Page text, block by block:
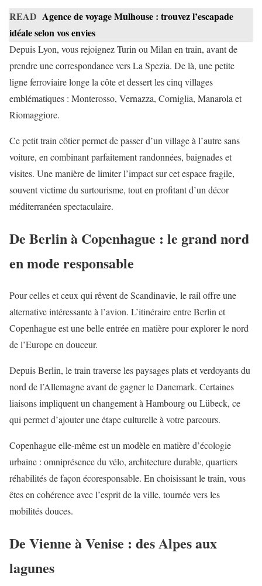
READ Agence de voyage Mulhouse : trouvez l’escapade
idéale selon vos envies
Depuis Lyon, vous rejoignez Turin ou Milan en train, avant de
prendre une correspondance vers La Spezia. De là, une petite
ligne ferroviaire longe la côte et dessert les cinq villages
emblématiques : Monterosso, Vernazza, Corniglia, Manarola et
Riomaggiore.
Ce petit train côtier permet de passer d’un village à l’autre sans
voiture, en combinant parfaitement randonnées, baignades et
visites. Une manière de limiter l’impact sur cet espace fragile,
souvent victime du surtourisme, tout en profitant d’un décor
méditerranéen spectaculaire.
De Berlin à Copenhague : le grand nord
en mode responsable
Pour celles et ceux qui rêvent de Scandinavie, le rail offre une
alternative intéressante à l’avion. L’itinéraire entre Berlin et
Copenhague est une belle entrée en matière pour explorer le nord
de l’Europe en douceur.
Depuis Berlin, le train traverse les paysages plats et verdoyants du
nord de l’Allemagne avant de gagner le Danemark. Certaines
liaisons impliquent un changement à Hambourg ou Lübeck, ce
qui permet d’ajouter une étape culturelle à votre parcours.
Copenhague elle-même est un modèle en matière d’écologie
urbaine : omniprésence du vélo, architecture durable, quartiers
réhabilités de façon écoresponsable. En choisissant le train, vous
êtes en cohérence avec l’esprit de la ville, tournée vers les
mobilités douces.
De Vienne à Venise : des Alpes aux
lagunes